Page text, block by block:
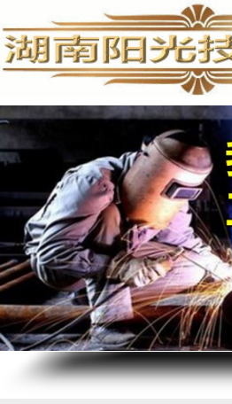
手机维修培训,手机维修培训学校,手机维修培训班